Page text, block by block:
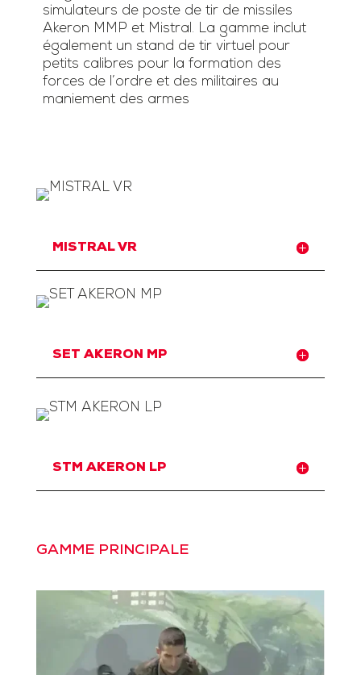
simulateurs de poste de tir de missiles
Akeron MMP et Mistral. La gamme inclut
également un stand de tir virtuel pour
petits calibres pour la formation des
forces de l’ordre et des militaires au
maniement des armes
MISTRAL VR
SET AKERON MP
STM AKERON LP
GAMME PRINCIPALE